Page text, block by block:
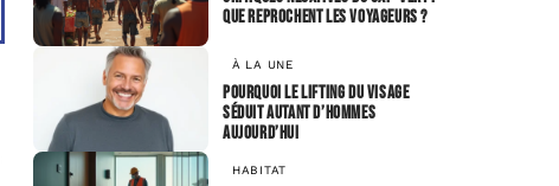
que reprochent les voyageurs ?
À LA UNE
Pourquoi le lifting du visage
séduit autant d’hommes
aujourd’hui
HABITAT